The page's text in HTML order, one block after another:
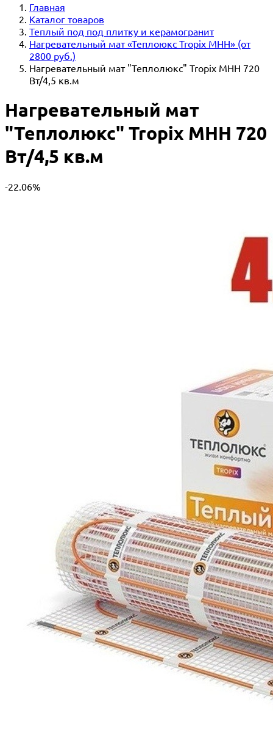
Главная
Каталог товаров
Теплый под под плитку и керамогранит
Нагревательный мат «Теплоюкс Tropix MHH» (от
2800 руб.)
Нагревательный мат "Теплолюкс" Tropix МНН 720
Вт/4,5 кв.м
Нагревательный мат
"Теплолюкс" Tropix МНН 720
Вт/4,5 кв.м
-22.06%